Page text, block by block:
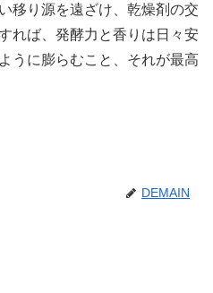
移り源を遠ざけ、乾燥剤の交
れば、発酵力と香りは日々安
うに膨らむこと、それが最高
DEMAIN